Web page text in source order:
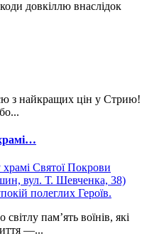
довкіллю внаслідок
з найкращих цін у Стрию!
пам’ять воїнів, які
—...